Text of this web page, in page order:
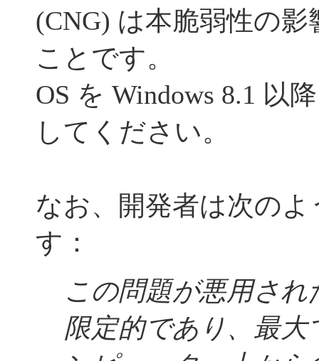
(CNG) は本脆弱性の
ことです。
OS を Windows 8.1 以
してください。
なお、開発者は次の
す：
この問題が悪用され
限定的であり、最大